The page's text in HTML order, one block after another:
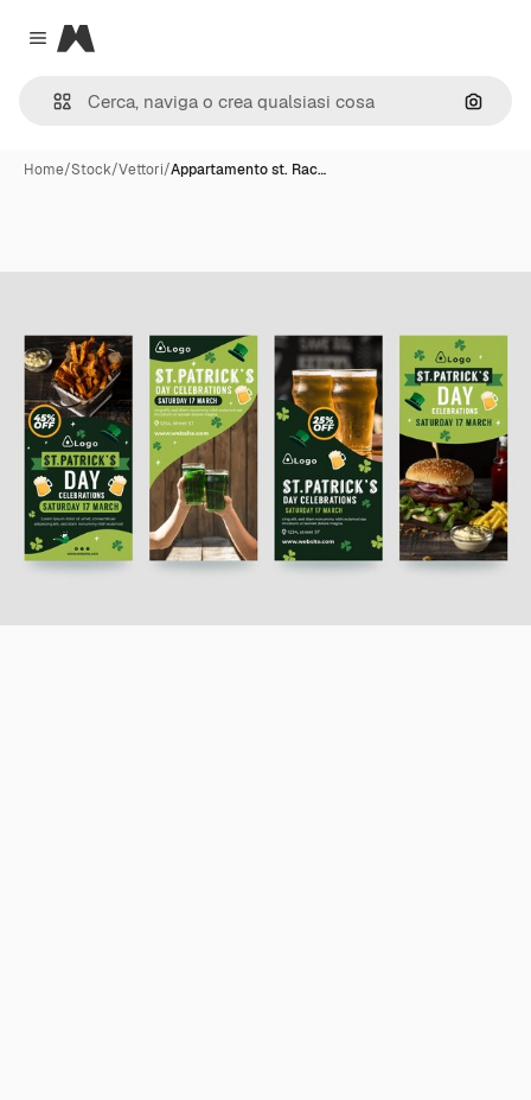
Close menu
Magnific
Cerca
Home/Stock/Vettori/Appartamento st. Rac…